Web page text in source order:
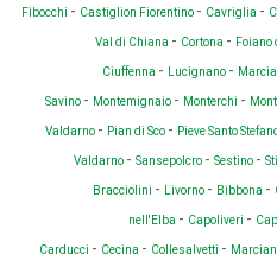
Fibocchi - Castiglion Fiorentino - Cavriglia -
Val di Chiana - Cortona - Foiano
Ciuffenna - Lucignano -
Savino - Montemignaio - Monterchi -
Valdarno - Pian di Sco - Pieve Santo
Valdarno - Sansepolcro - Sestino -
Bracciolini - Livorno - Bibbona -
nell'Elba - Capoliveri -
Carducci - Cecina - Collesalvetti -